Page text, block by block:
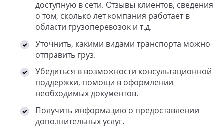
доступную в сети. Отзывы клиентов, сведения
о том, сколько лет компания работает в
области грузоперевозок и т.д.
Уточнить, какими видами транспорта можно
отправить груз.
Убедиться в возможности консультационной
поддержки, помощи в оформлении
необходимых документов.
Получить информацию о предоставлении
дополнительных услуг.